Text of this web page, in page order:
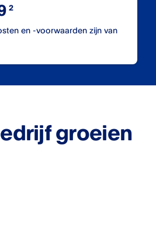
en -voorwaarden zijn van
groeien